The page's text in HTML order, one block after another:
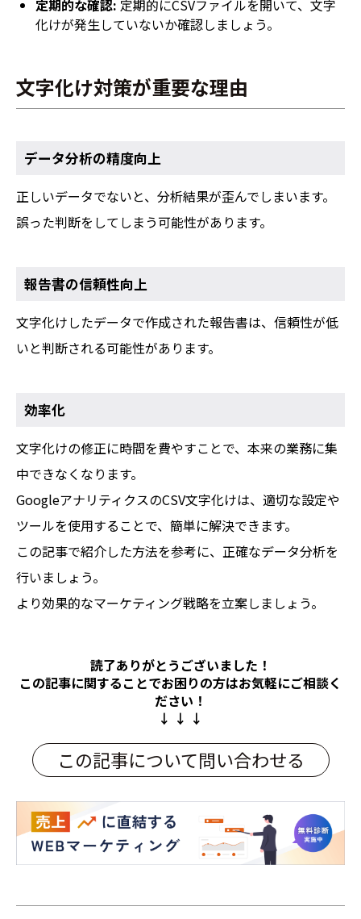
定期的な確認: 定期的にCSVファイルを開いて、文字
化けが発生していないか確認しましょう。
文字化け対策が重要な理由
データ分析の精度向上
正しいデータでないと、分析結果が歪んでしまいます。
誤った判断をしてしまう可能性があります。
報告書の信頼性向上
文字化けしたデータで作成された報告書は、信頼性が低
いと判断される可能性があります。
効率化
文字化けの修正に時間を費やすことで、本来の業務に集
中できなくなります。
GoogleアナリティクスのCSV文字化けは、適切な設定や
ツールを使用することで、簡単に解決できます。
この記事で紹介した方法を参考に、正確なデータ分析を
行いましょう。
より効果的なマーケティング戦略を立案しましょう。
読了ありがとうございました！
この記事に関することでお困りの方はお気軽にご相談く
ださい！
↓ ↓ ↓
この記事について問い合わせる